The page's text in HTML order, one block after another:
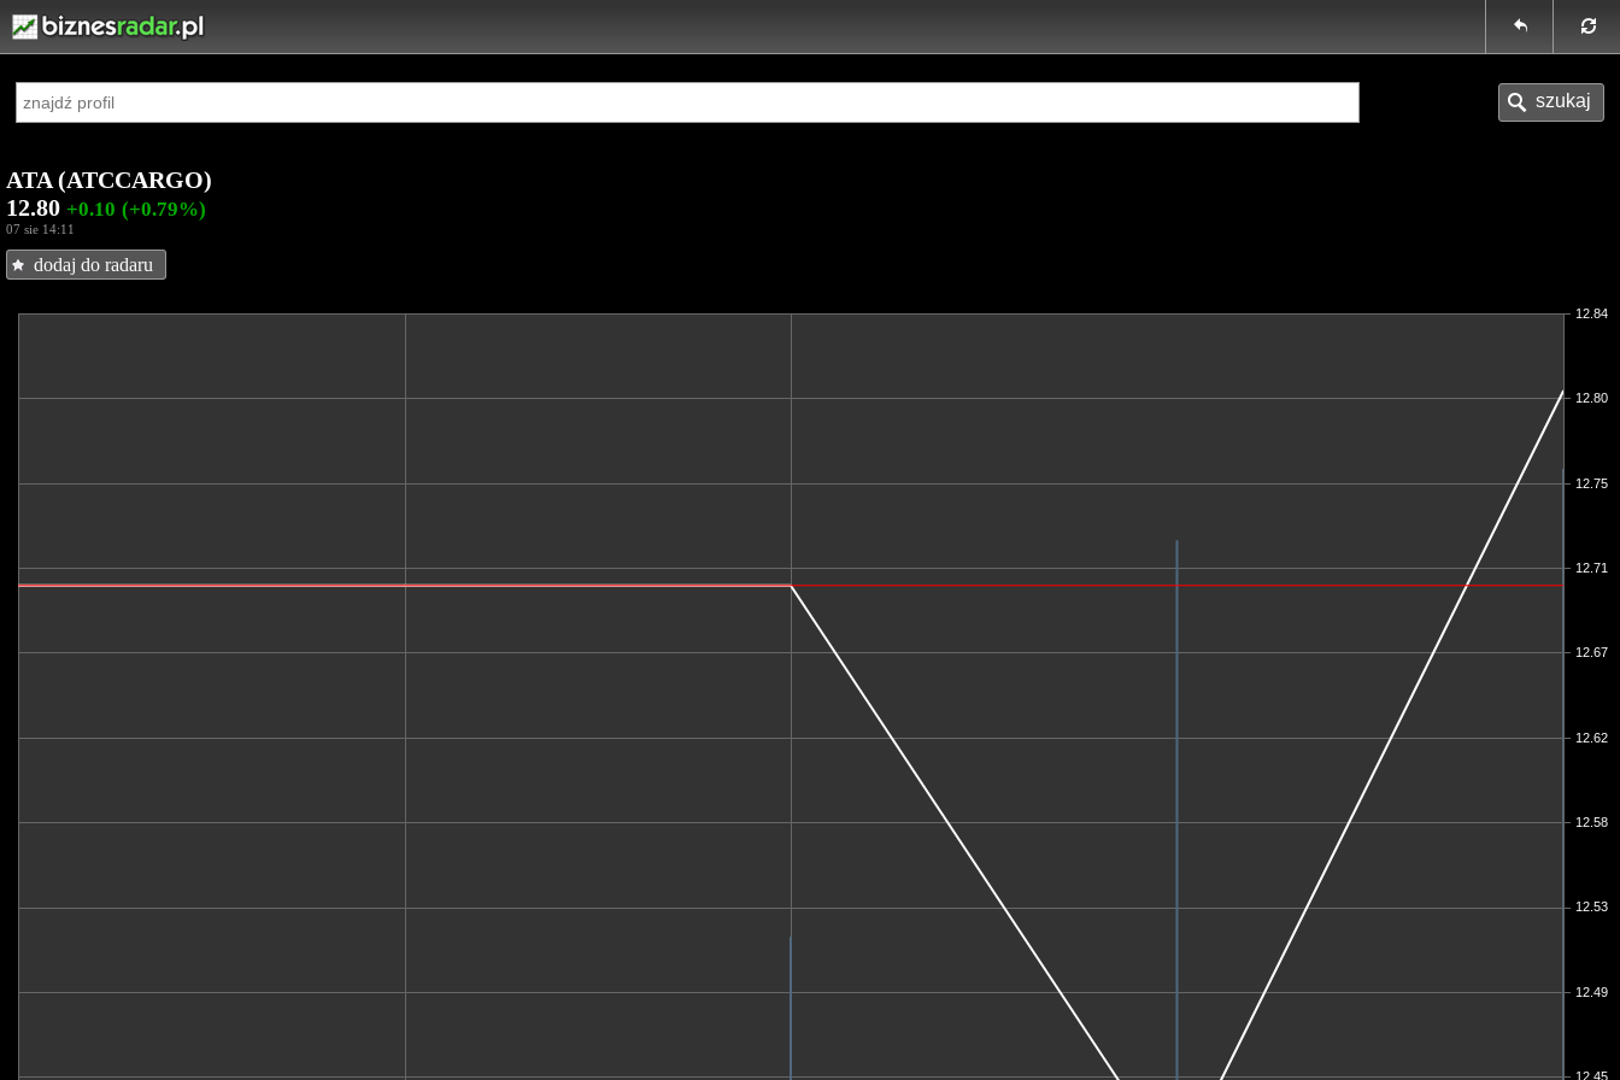
ATA (ATCCARGO)
12.80 +0.10 (+0.79%)
07 sie 14:11
dodaj do radaru
12.45
12.49
12.53
12.58
12.62
12.67
12.71
12.75
12.80
12.84